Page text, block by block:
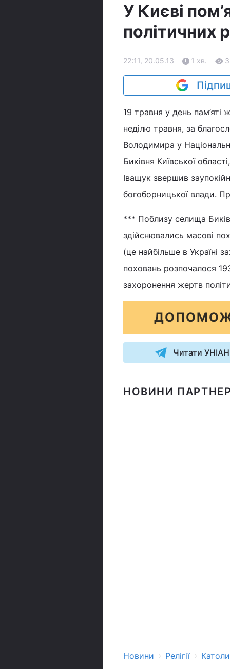
У Києві
політичних
22:11, 20.05.13 1 хв. 3
19 травня у день пам’яті
неділю травня, за
Володимира у
Биківня Київської
Іващук звершив
богоборницької влади.
*** Поблизу селища
здійснювались масові
(це найбільше в Україні
поховань розпочалося
захоронення жертв
Читати
НОВИНИ
Новини › Релігії ›